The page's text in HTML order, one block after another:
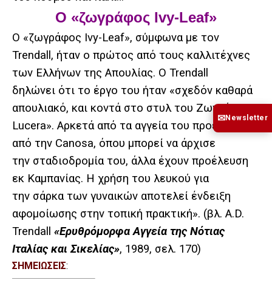
Ο «ζωγράφος Ivy-Leaf»
Ο «ζωγράφος Ivy-Leaf», σύμφωνα με τον
Trendall, ήταν ο πρώτος από τους καλλιτέχνες
των Ελλήνων της Απουλίας. Ο Trendall
δηλώνει ότι το έργο του ήταν «σχεδόν καθαρά
απουλιακό, και κοντά στο στυλ του Ζωγράφου
Lucera». Αρκετά από τα αγγεία του προέρχονται
από την Canosa, όπου μπορεί να άρχισε
την σταδιοδρομία του, άλλα έχουν προέλευση
εκ Καμπανίας. Η χρήση του λευκού για
την σάρκα των γυναικών αποτελεί ένδειξη
αφομοίωσης στην τοπική πρακτική». (βλ. A.D.
Trendall «Ερυθρόμορφα Αγγεία της Νότιας
Ιταλίας και Σικελίας», 1989, σελ. 170)
ΣΗΜΕΙΩΣΕΙΣ:
✉Newsletter